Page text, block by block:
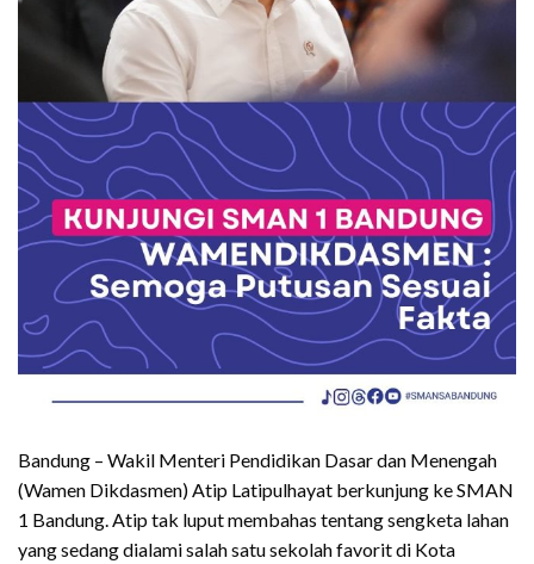
Bandung – Wakil Menteri Pendidikan Dasar dan Menengah
(Wamen Dikdasmen) Atip Latipulhayat berkunjung ke SMAN
1 Bandung. Atip tak luput membahas tentang sengketa lahan
yang sedang dialami salah satu sekolah favorit di Kota